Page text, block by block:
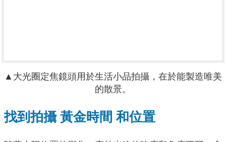
▲大光圈定焦鏡頭用於生活小品拍攝，在於能製造唯美
的散景。
找到拍攝 黃金時間 和位置